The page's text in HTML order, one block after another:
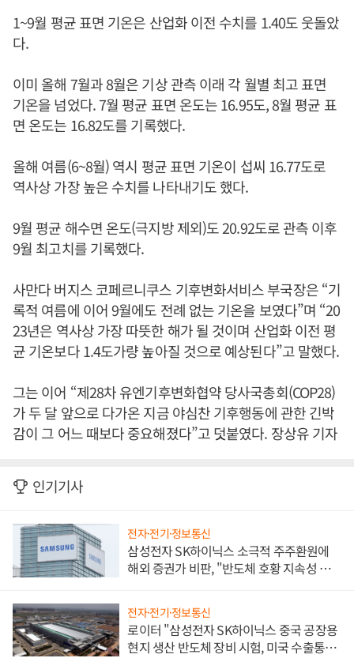
1~9월 평균 표면 기온은 산업화 이전 수치를 1.40도 웃돌았
다.
이미 올해 7월과 8월은 기상 관측 이래 각 월별 최고 표면
기온을 넘었다. 7월 평균 표면 온도는 16.95도, 8월 평균 표
면 온도는 16.82도를 기록했다.
올해 여름(6~8월) 역시 평균 표면 기온이 섭씨 16.77도로
역사상 가장 높은 수치를 나타내기도 했다.
9월 평균 해수면 온도(극지방 제외)도 20.92도로 관측 이후
9월 최고치를 기록했다.
사만다 버지스 코페르니쿠스 기후변화서비스 부국장은 “기
록적 여름에 이어 9월에도 전례 없는 기온을 보였다”며 “20
23년은 역사상 가장 따뜻한 해가 될 것이며 산업화 이전 평
균 기온보다 1.4도가량 높아질 것으로 예상된다”고 말했다.
그는 이어 “제28차 유엔기후변화협약 당사국총회(COP28)
가 두 달 앞으로 다가온 지금 야심찬 기후행동에 관한 긴박
감이 그 어느 때보다 중요해졌다”고 덧붙였다. 장상유 기자
인기기사
전자·전기·정보통신
삼성전자 SK하이닉스 소극적 주주환원에
해외 증권가 비판, "반도체 호황 지속성 의
전자·전기·정보통신
로이터 "삼성전자 SK하이닉스 중국 공장용
현지 생산 반도체 장비 시험, 미국 수출통제